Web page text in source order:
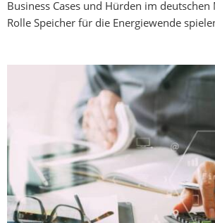
Business Cases und Hürden im
Rolle Speicher für die Energiewende